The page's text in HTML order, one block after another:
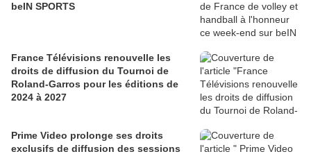
beIN SPORTS
France Télévisions renouvelle les
droits de diffusion du Tournoi de
Roland-Garros pour les éditions de
2024 à 2027
Prime Video prolonge ses droits
exclusifs de diffusion des sessions